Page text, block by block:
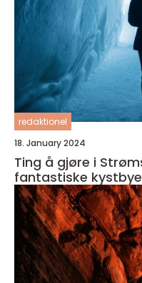
redaktionel
18. January 2024
Ting å gjøre i
fantastiske